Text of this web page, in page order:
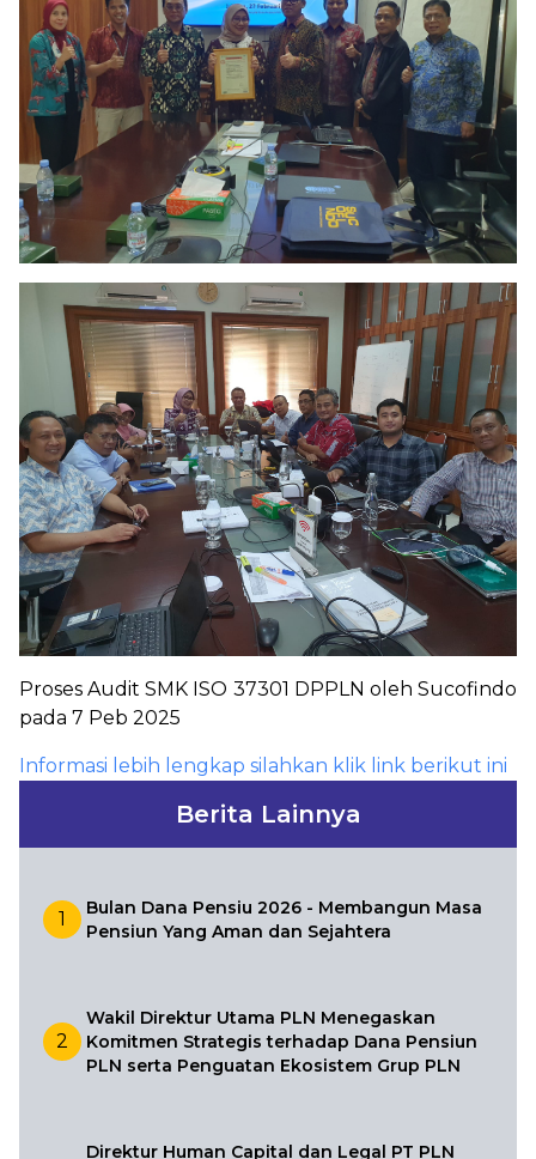
Proses Audit SMK ISO 37301 DPPLN oleh Sucofindo
pada 7 Peb 2025
Informasi lebih lengkap silahkan klik link berikut ini
Berita Lainnya
1
Bulan Dana Pensiu 2026 - Membangun Masa
Pensiun Yang Aman dan Sejahtera
2
Wakil Direktur Utama PLN Menegaskan
Komitmen Strategis terhadap Dana Pensiun
PLN serta Penguatan Ekosistem Grup PLN
Direktur Human Capital dan Legal PT PLN